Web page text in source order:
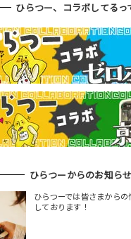
ひらつー、コラボしてるっ
ひらつーからのお知らせ
ひらつーでは皆さまから
しております！